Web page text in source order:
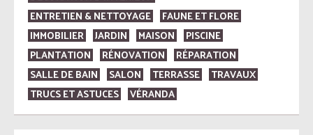
ENTRETIEN & NETTOYAGE
FAUNE ET FLORE
IMMOBILIER
JARDIN MAISON
PISCINE
PLANTATION
RÉNOVATION
RÉPARATION
SALLE DE BAIN
SALON TERRASSE
TRAVAUX
TRUCS ET ASTUCES
VÉRANDA